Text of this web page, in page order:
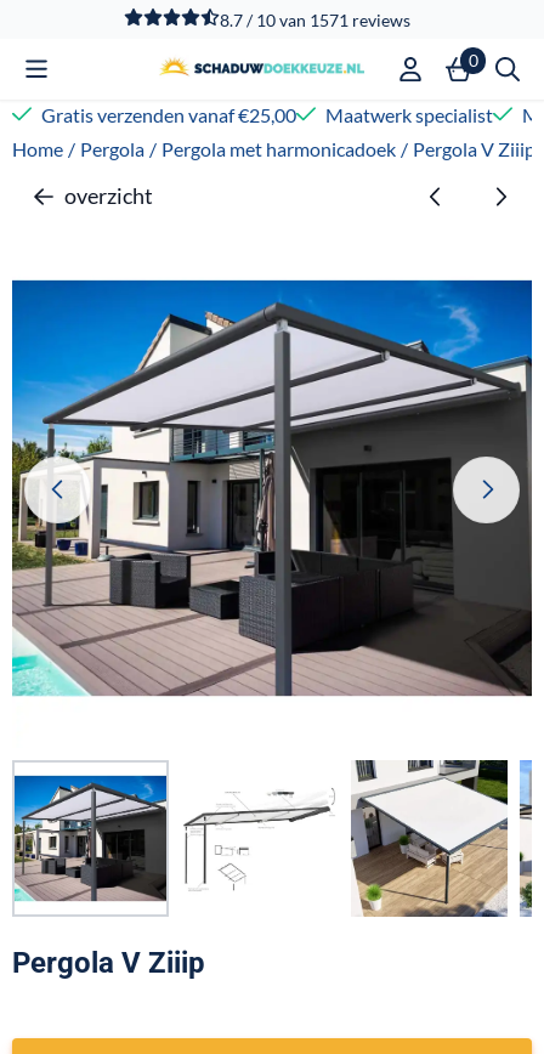
Cookievoorkeuren zijn beschikbaar. Kies instellingen of
8.7 / 10van 1571 reviews
0
Gratis verzenden vanaf €25,00 Maatwerk specialist
Home / Pergola / Pergola met harmonicadoek / Pergola V Ziiip
overzicht
Pergola V Ziiip